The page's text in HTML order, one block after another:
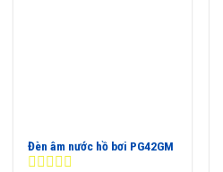
Đèn âm nước hồ bơi PG42GM